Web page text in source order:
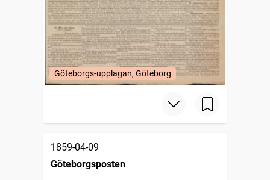
Göteborgs-upplagan, Göteborg
1859-04-09
Göteborgsposten